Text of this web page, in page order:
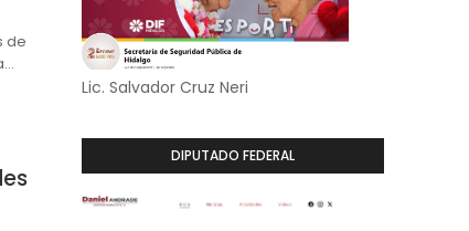
de
Lic. Salvador Cruz Neri
DIPUTADO FEDERAL